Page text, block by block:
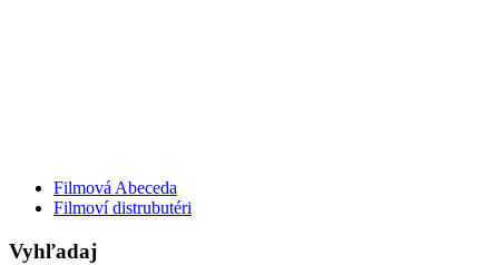
Filmová Abeceda
Filmoví distrubutéri
Vyhľadaj